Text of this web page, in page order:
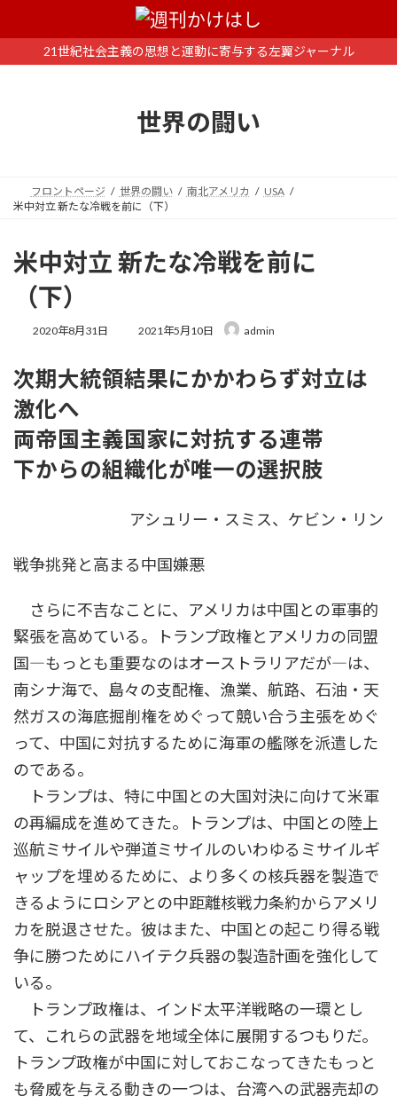
ン
ー
21世紀社会主義の思想と運動に寄与する左翼ジャーナル
世界の闘い
フロントページ 世界の闘い 南北アメリカ
USA
米中対立 新たな冷戦を前に（下）
米中対立 新たな冷戦を前に
（下）
2020年8月31日
最
新
日
2021年5月10日 admin
次期大統領結果にかかわらず対立は
激化へ
両帝国主義国家に対抗する連帯
下からの組織化が唯一の選択肢
アシュリー・スミス、ケビン・リン
戦争挑発と高まる中国嫌悪
さらに不吉なことに、アメリカは中国との軍事的
緊張を高めている。トランプ政権とアメリカの同盟
国―もっとも重要なのはオーストラリアだが―は、
南シナ海で、島々の支配権、漁業、航路、石油・天
然ガスの海底掘削権をめぐって競い合う主張をめぐ
って、中国に対抗するために海軍の艦隊を派遣した
のである。
トランプは、特に中国との大国対決に向けて米軍
の再編成を進めてきた。トランプは、中国との陸上
巡航ミサイルや弾道ミサイルのいわゆるミサイルギ
ャップを埋めるために、より多くの核兵器を製造で
きるようにロシアとの中距離核戦力条約からアメリ
カを脱退させた。彼はまた、中国との起こり得る戦
争に勝つためにハイテク兵器の製造計画を強化して
いる。
トランプ政権は、インド太平洋戦略の一環とし
て、これらの武器を地域全体に展開するつもりだ。
トランプ政権が中国に対しておこなってきたもっと
も脅威を与える動きの一つは、台湾への武器売却の